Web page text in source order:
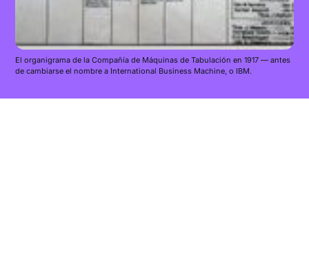
El organigrama de la Compañía de Máquinas de Tabulación en 1917 — antes
de cambiarse el nombre a International Business Machine, o IBM.